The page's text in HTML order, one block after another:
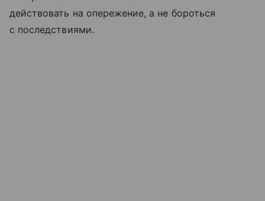
действовать на опережение, а не бороться
с последствиями.